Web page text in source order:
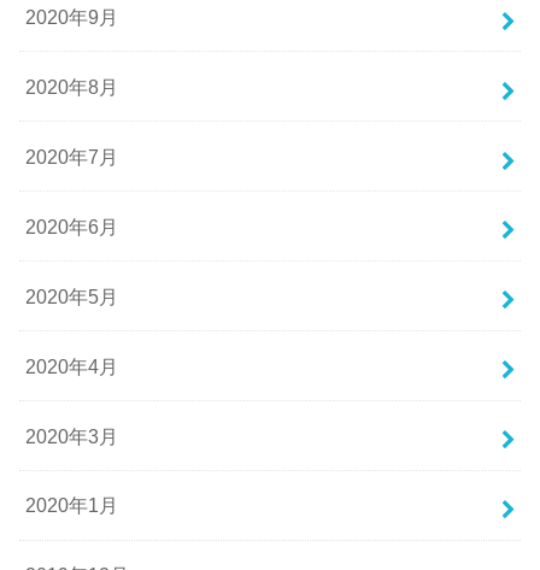
2020年9月
2020年8月
2020年7月
2020年6月
2020年5月
2020年4月
2020年3月
2020年1月